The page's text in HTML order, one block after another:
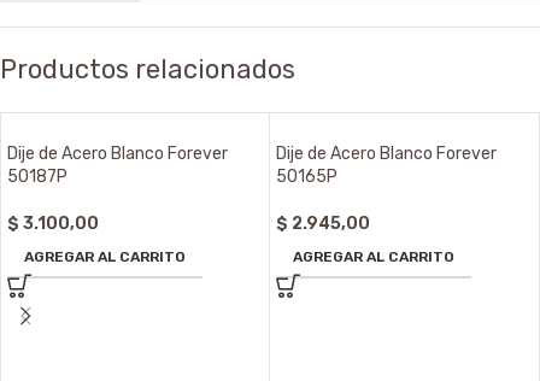
Productos relacionados
Dije de Acero Blanco Forever
50187P
$ 3.100,00
AGREGAR AL CARRITO
Dije de Acero Blanco Forever
50165P
$ 2.945,00
AGREGAR AL CARRITO